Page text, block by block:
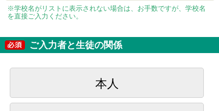
※学校名がリストに表示されない場合は、お手数ですが、学校名
を直接ご入力ください。
ご入力者と生徒の関係
本人